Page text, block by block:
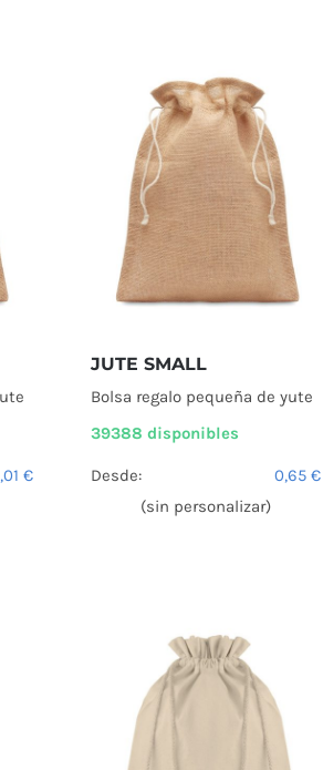
€
JUTE SMALL
Bolsa regalo pequeña de yute
39388 disponibles
Desde: 0,65€
(sin personalizar)